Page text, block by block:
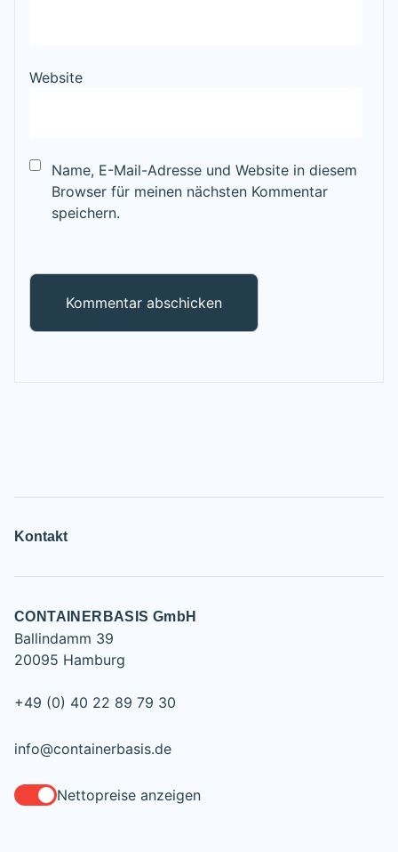
Website
Name, E-Mail-Adresse und Website in diesem
Browser für meinen nächsten Kommentar
speichern.
Kontakt
CONTAINERBASIS GmbH
Ballindamm 39
20095 Hamburg
+49 (0) 40 22 89 79 30
info@containerbasis.de
Nettopreise anzeigen